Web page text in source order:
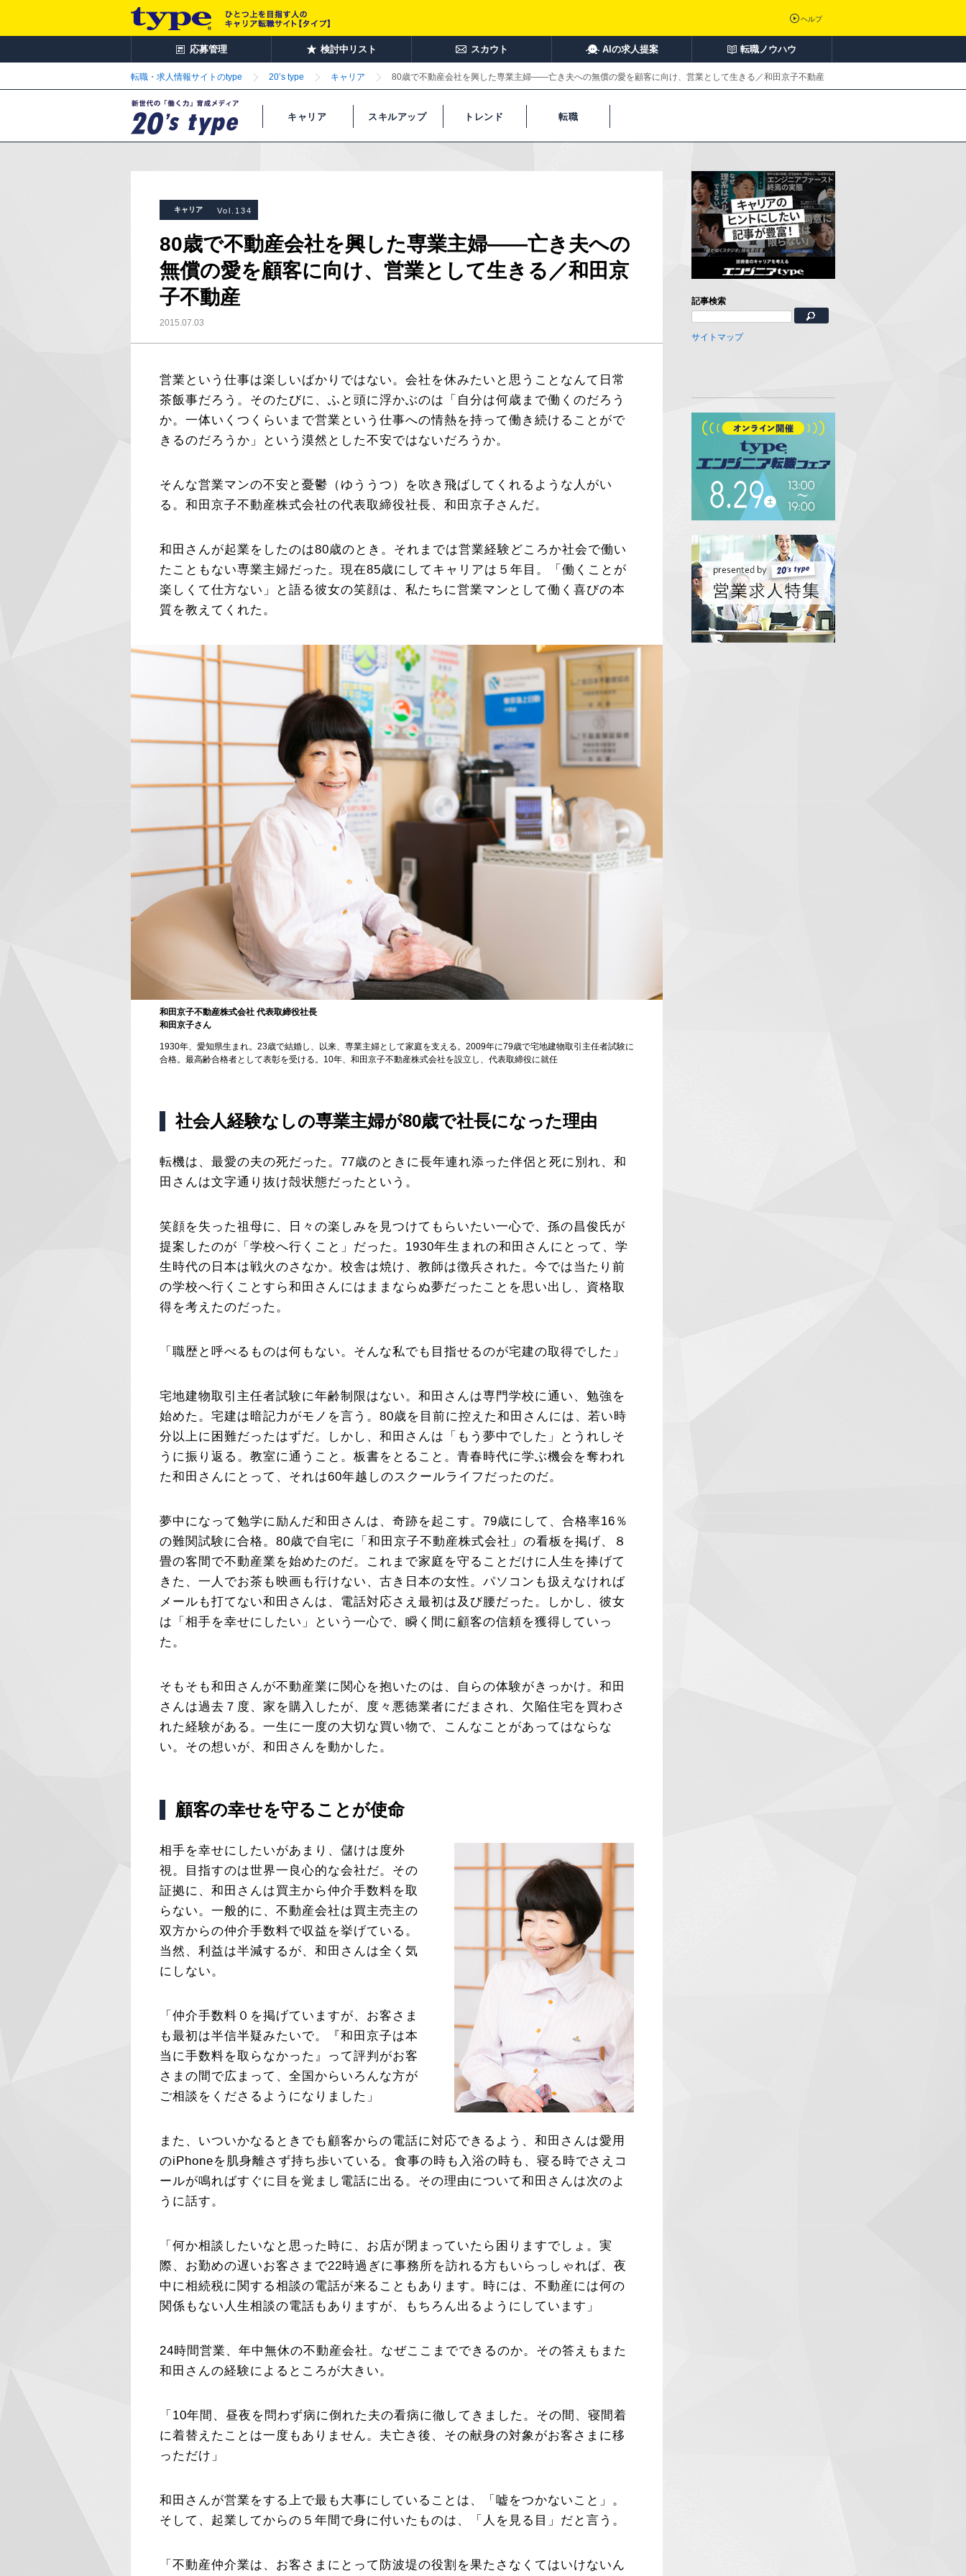
ヘルプ
応募管理 検討中リスト スカウト AIの求人提案 転職ノウハウ
転職・求人情報サイトのtype 20’s type キャリア 80歳で不動産会社を興した専業主婦――亡き夫への無償の愛を顧客に向け、営業として生きる／和田京子不動産
キャリア スキルアップ トレンド 転職
キャリア Vol.134
80歳で不動産会社を興した専業主婦――亡き夫への
無償の愛を顧客に向け、営業として生きる／和田京
子不動産
2015.07.03
営業という仕事は楽しいばかりではない。会社を休みたいと思うことなんて日常
茶飯事だろう。そのたびに、ふと頭に浮かぶのは「自分は何歳まで働くのだろう
か。一体いくつくらいまで営業という仕事への情熱を持って働き続けることがで
きるのだろうか」という漠然とした不安ではないだろうか。
そんな営業マンの不安と憂鬱（ゆううつ）を吹き飛ばしてくれるような人がい
る。和田京子不動産株式会社の代表取締役社長、和田京子さんだ。
和田さんが起業をしたのは80歳のとき。それまでは営業経験どころか社会で働い
たこともない専業主婦だった。現在85歳にしてキャリアは５年目。「働くことが
楽しくて仕方ない」と語る彼女の笑顔は、私たちに営業マンとして働く喜びの本
質を教えてくれた。
和田京子不動産株式会社 代表取締役社長
和田京子さん
1930年、愛知県生まれ。23歳で結婚し、以来、専業主婦として家庭を支える。2009年に79歳で宅地建物取引主任者試験に
合格。最高齢合格者として表彰を受ける。10年、和田京子不動産株式会社を設立し、代表取締役に就任
社会人経験なしの専業主婦が80歳で社長になった理由
転機は、最愛の夫の死だった。77歳のときに長年連れ添った伴侶と死に別れ、和
田さんは文字通り抜け殻状態だったという。
笑顔を失った祖母に、日々の楽しみを見つけてもらいたい一心で、孫の昌俊氏が
提案したのが「学校へ行くこと」だった。1930年生まれの和田さんにとって、学
生時代の日本は戦火のさなか。校舎は焼け、教師は徴兵された。今では当たり前
の学校へ行くことすら和田さんにはままならぬ夢だったことを思い出し、資格取
得を考えたのだった。
「職歴と呼べるものは何もない。そんな私でも目指せるのが宅建の取得でした」
宅地建物取引主任者試験に年齢制限はない。和田さんは専門学校に通い、勉強を
始めた。宅建は暗記力がモノを言う。80歳を目前に控えた和田さんには、若い時
分以上に困難だったはずだ。しかし、和田さんは「もう夢中でした」とうれしそ
うに振り返る。教室に通うこと。板書をとること。青春時代に学ぶ機会を奪われ
た和田さんにとって、それは60年越しのスクールライフだったのだ。
夢中になって勉学に励んだ和田さんは、奇跡を起こす。79歳にして、合格率16％
の難関試験に合格。80歳で自宅に「和田京子不動産株式会社」の看板を掲げ、８
畳の客間で不動産業を始めたのだ。これまで家庭を守ることだけに人生を捧げて
きた、一人でお茶も映画も行けない、古き日本の女性。パソコンも扱えなければ
メールも打てない和田さんは、電話対応さえ最初は及び腰だった。しかし、彼女
は「相手を幸せにしたい」という一心で、瞬く間に顧客の信頼を獲得していっ
た。
そもそも和田さんが不動産業に関心を抱いたのは、自らの体験がきっかけ。和田
さんは過去７度、家を購入したが、度々悪徳業者にだまされ、欠陥住宅を買わさ
れた経験がある。一生に一度の大切な買い物で、こんなことがあってはならな
い。その想いが、和田さんを動かした。
顧客の幸せを守ることが使命
相手を幸せにしたいがあまり、儲けは度外
視。目指すのは世界一良心的な会社だ。その
証拠に、和田さんは買主から仲介手数料を取
らない。一般的に、不動産会社は買主売主の
双方からの仲介手数料で収益を挙げている。
当然、利益は半減するが、和田さんは全く気
にしない。
「仲介手数料０を掲げていますが、お客さま
も最初は半信半疑みたいで。『和田京子は本
当に手数料を取らなかった』って評判がお客
さまの間で広まって、全国からいろんな方が
ご相談をくださるようになりました」
また、いついかなるときでも顧客からの電話に対応できるよう、和田さんは愛用
のiPhoneを肌身離さず持ち歩いている。食事の時も入浴の時も、寝る時でさえコ
ールが鳴ればすぐに目を覚まし電話に出る。その理由について和田さんは次のよ
うに話す。
「何か相談したいなと思った時に、お店が閉まっていたら困りますでしょ。実
際、お勤めの遅いお客さまで22時過ぎに事務所を訪れる方もいらっしゃれば、夜
中に相続税に関する相談の電話が来ることもあります。時には、不動産には何の
関係もない人生相談の電話もありますが、もちろん出るようにしています」
24時間営業、年中無休の不動産会社。なぜここまでできるのか。その答えもまた
和田さんの経験によるところが大きい。
「10年間、昼夜を問わず病に倒れた夫の看病に徹してきました。その間、寝間着
に着替えたことは一度もありません。夫亡き後、その献身の対象がお客さまに移
っただけ」
和田さんが営業をする上で最も大事にしていることは、「嘘をつかないこと」。
そして、起業してからの５年間で身に付いたものは、「人を見る目」だと言う。
「不動産仲介業は、お客さまにとって防波堤の役割を果たさなくてはいけないん
記事検索
サイトマップ